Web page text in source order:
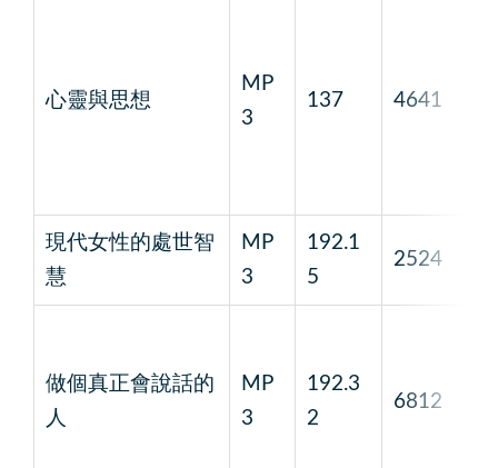
心靈與思想
MP
3
137 4641
現代女性的處世智
慧
MP
3
192.1
5
2524
做個真正會說話的
人
MP
3
192.3
2
6812